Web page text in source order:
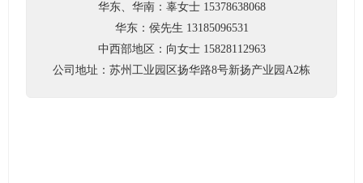
华东、华南：辜女士 15378638068
华东：侯先生 13185096531
中西部地区：向女士 15828112963
公司地址：苏州工业园区扬华路8号新扬产业园A2栋